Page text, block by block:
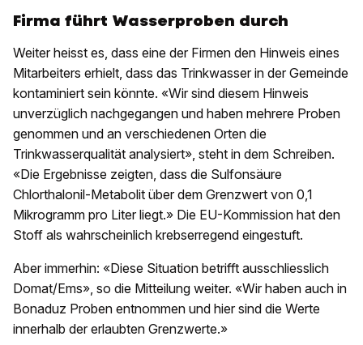
Firma führt Wasserproben durch
Weiter heisst es, dass eine der Firmen den Hinweis eines
Mitarbeiters erhielt, dass das Trinkwasser in der Gemeinde
kontaminiert sein könnte. «Wir sind diesem Hinweis
unverzüglich nachgegangen und haben mehrere Proben
genommen und an verschiedenen Orten die
Trinkwasserqualität analysiert», steht in dem Schreiben.
«Die Ergebnisse zeigten, dass die Sulfonsäure
Chlorthalonil-Metabolit über dem Grenzwert von 0,1
Mikrogramm pro Liter liegt.» Die EU-Kommission hat den
Stoff als wahrscheinlich krebserregend eingestuft.
Aber immerhin: «Diese Situation betrifft ausschliesslich
Domat/Ems», so die Mitteilung weiter. «Wir haben auch in
Bonaduz Proben entnommen und hier sind die Werte
innerhalb der erlaubten Grenzwerte.»